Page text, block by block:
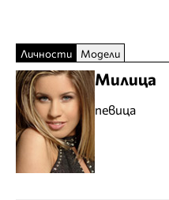
Личности Модели
Милица
певица